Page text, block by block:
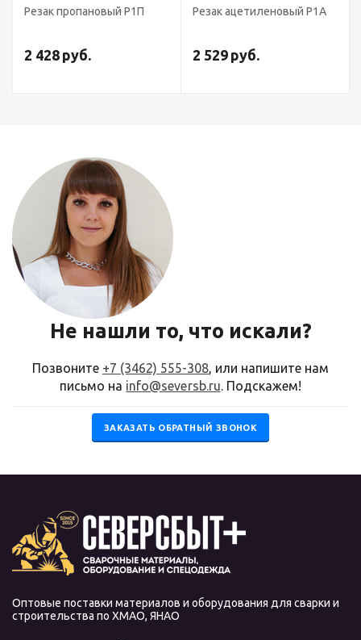
Р1П Резак ацетиленовый Р1А
Резак
Не нашли то, что искали?
Позвоните +7 (3462) 555-308, или напишите нам
письмо на info@seversb.ru. Подскажем!
ЗАКАЗАТЬ ОБРАТНЫЙ ЗВОНОК
Оптовые поставки материалов и оборудования для сварки и
строительства по ХМАО, ЯНАО